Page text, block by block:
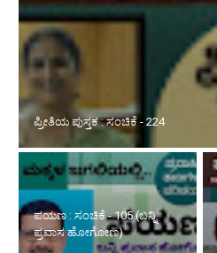
ಪ್ರೀತಿಯ ಪುಸ್ತಕ : ಸಂಚಿಕೆ - 224
ಪಯಣ : ಸಂಚಿಕೆ - 105 (ಬನ್ನಿ
ಪ್ರವಾಸ ಹೋಗೋಣ)